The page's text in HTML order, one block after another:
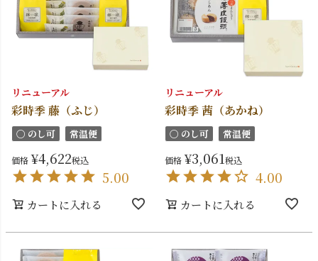
リニューアル
彩時季 藤（ふじ）
〇 のし可 常温便
価格 ¥4,622税込
5.00
カートに入れる
リニューアル
彩時季 茜（あかね）
〇 のし可 常温便
価格 ¥3,061税込
4.00
カートに入れる